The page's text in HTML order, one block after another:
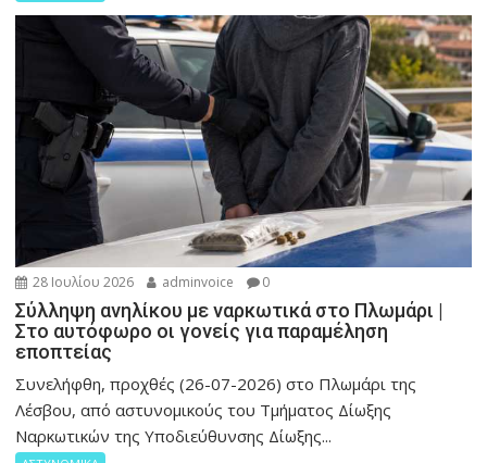
28 Ιουλίου 2026 adminvoice 0
Σύλληψη ανηλίκου με ναρκωτικά στο Πλωμάρι |
Στο αυτόφωρο οι γονείς για παραμέληση
εποπτείας
Συνελήφθη, προχθές (26-07-2026) στο Πλωμάρι της
Λέσβου, από αστυνομικούς του Τμήματος Δίωξης
Ναρκωτικών της Υποδιεύθυνσης Δίωξης...